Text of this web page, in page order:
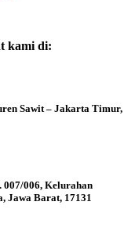
kami di:
Sawit – Jakarta Timur,
007/006, Kelurahan
Jawa Barat, 17131